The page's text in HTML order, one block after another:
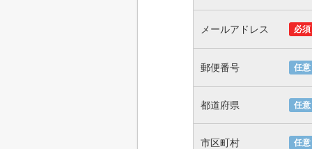
メールアドレス 必須
郵便番号 任意
都道府県 任意
市区町村 任意